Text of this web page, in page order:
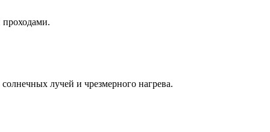
проходами.
лучей и чрезмерного нагрева.